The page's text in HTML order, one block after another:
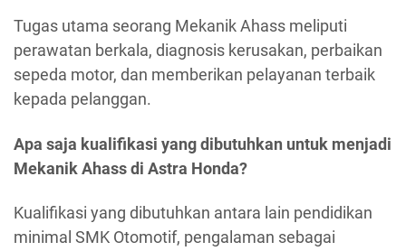
Tugas utama seorang Mekanik Ahass meliputi
perawatan berkala, diagnosis kerusakan, perbaikan
sepeda motor, dan memberikan pelayanan terbaik
kepada pelanggan.
Apa saja kualifikasi yang dibutuhkan untuk menjadi
Mekanik Ahass di Astra Honda?
Kualifikasi yang dibutuhkan antara lain pendidikan
minimal SMK Otomotif, pengalaman sebagai